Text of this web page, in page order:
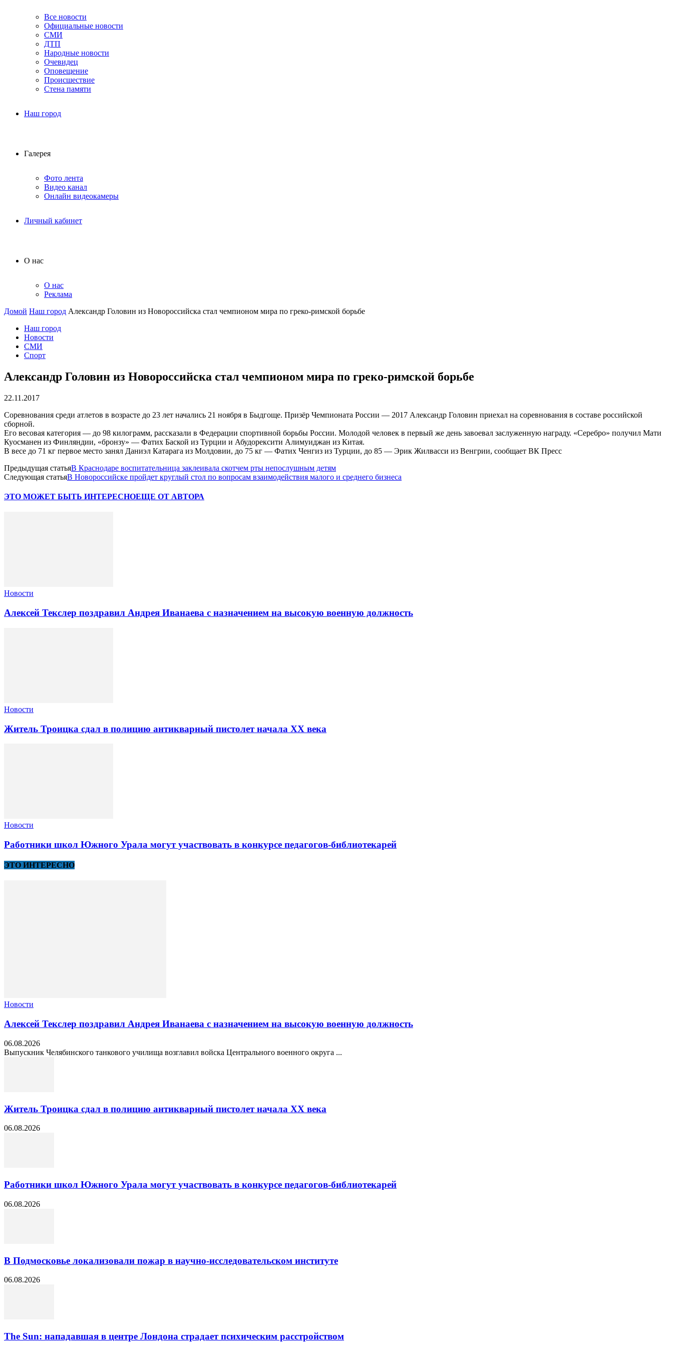
Все новости
Официальные новости
СМИ
ДТП
Народные новости
Очевидец
Оповещение
Происшествие
Стена памяти
Наш город
Галерея
Фото лента
Видео канал
Онлайн видеокамеры
Личный кабинет
О нас
О нас
Реклама
Домой Наш город Александр Головин из Новороссийска стал чемпионом мира по греко-римской борьбе
Наш город
Новости
СМИ
Спорт
Александр Головин из Новороссийска стал чемпионом мира по греко-римской борьбе
22.11.2017
Соревнования среди атлетов в возрасте до 23 лет начались 21 ноября в Быдгоще. Призёр Чемпионата России — 2017 Александр Головин приехал на соревнования в составе российской
сборной.
Его весовая категория — до 98 килограмм, рассказали в Федерации спортивной борьбы России. Молодой человек в первый же день завоевал заслуженную награду. «Серебро» получил Мати
Куосманен из Финляндии, «бронзу» — Фатих Баской из Турции и Абудорексити Алимуиджан из Китая.
В весе до 71 кг первое место занял Даниэл Катарага из Молдовии, до 75 кг — Фатих Ченгиз из Турции, до 85 — Эрик Жилвасси из Венгрии, сообщает ВК Пресс
Предыдущая статьяВ Краснодаре воспитательница заклеивала скотчем рты непослушным детям
Следующая статьяВ Новороссийске пройдет круглый стол по вопросам взаимодействия малого и среднего бизнеса
ЭТО МОЖЕТ БЫТЬ ИНТЕРЕСНОЕЩЕ ОТ АВТОРА
Новости
Алексей Текслер поздравил Андрея Иванаева с назначением на высокую военную должность
Новости
Житель Троицка сдал в полицию антикварный пистолет начала XX века
Новости
Работники школ Южного Урала могут участвовать в конкурсе педагогов-библиотекарей
ЭТО ИНТЕРЕСНО
Новости
Алексей Текслер поздравил Андрея Иванаева с назначением на высокую военную должность
06.08.2026
Выпускник Челябинского танкового училища возглавил войска Центрального военного округа ...
Житель Троицка сдал в полицию антикварный пистолет начала XX века
06.08.2026
Работники школ Южного Урала могут участвовать в конкурсе педагогов-библиотекарей
06.08.2026
В Подмосковье локализовали пожар в научно-исследовательском институте
06.08.2026
The Sun: нападавшая в центре Лондона страдает психическим расстройством